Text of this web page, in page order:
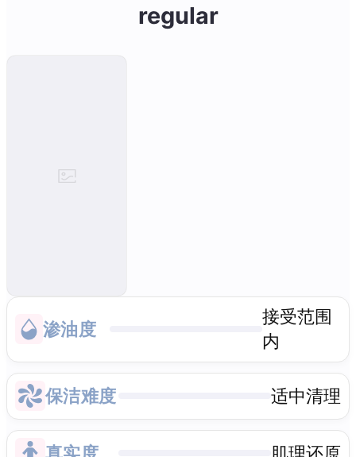
regular
渗油度
接受范围
内
保洁难度 适中清理
真实度 肌理还原